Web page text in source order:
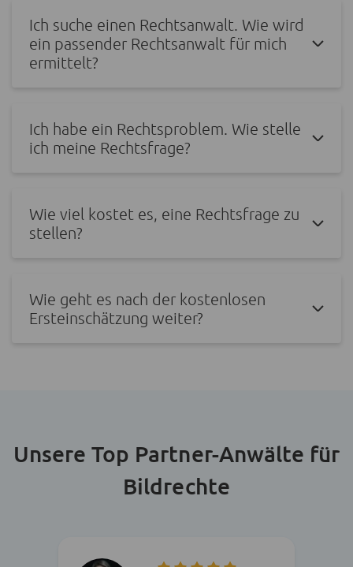
Ich suche einen Rechtsanwalt. Wie wird
ein passender Rechtsanwalt für mich
ermittelt?
Ich habe ein Rechtsproblem. Wie stelle
ich meine Rechtsfrage?
Wie viel kostet es, eine Rechtsfrage zu
stellen?
Wie geht es nach der kostenlosen
Ersteinschätzung weiter?
Unsere Top Partner-Anwälte für
Bildrechte